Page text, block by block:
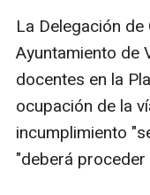
La Delegación
Ayuntamiento de
docentes en la
ocupación de la
incumplimiento
"deberá